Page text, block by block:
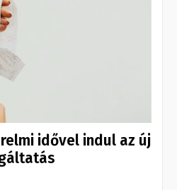
idővel indul az új